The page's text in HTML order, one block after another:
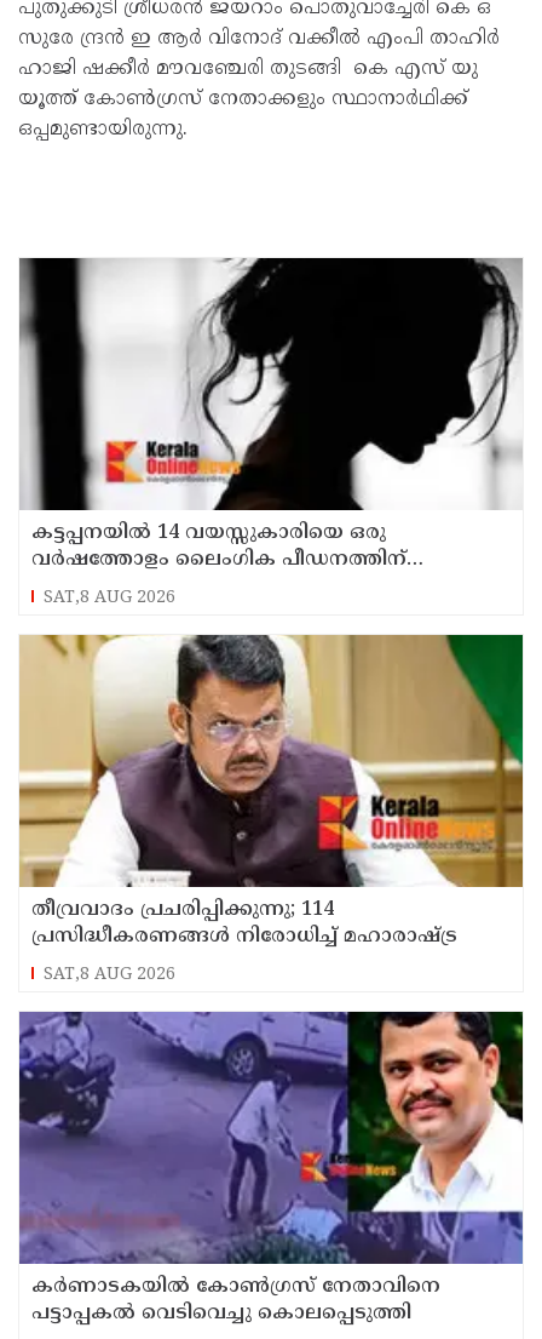
പുതുക്കുടി ശ്രീധരൻ ജയറാം പൊതുവാച്ചേരി കെ ഒ
സുരേ ന്ദ്രൻ ഇ ആർ വിനോദ് വക്കീൽ എംപി താഹിർ
ഹാജി ഷക്കീർ മൗവഞ്ചേരി തുടങ്ങി കെ എസ് യു
യൂത്ത് കോൺഗ്രസ് നേതാക്കളും സ്ഥാനാർഥിക്ക്
ഒപ്പമുണ്ടായിരുന്നു.
കട്ടപ്പനയില്‍ 14 വയസ്സുകാരിയെ ഒരു
വര്‍ഷത്തോളം ലൈംഗിക പീഡനത്തിന്
ഇരയാക്കി; രണ്ടാനച്ഛൻ പിടിയില്‍
SAT,8 AUG 2026
തീവ്രവാദം പ്രചരിപ്പിക്കുന്നു; 114
പ്രസിദ്ധീകരണങ്ങൾ നിരോധിച്ച് മഹാരാഷ്ട്ര
SAT,8 AUG 2026
കർണാടകയിൽ കോൺഗ്രസ് നേതാവിനെ
പട്ടാപ്പകൽ വെടിവെച്ചു കൊലപ്പെടുത്തി